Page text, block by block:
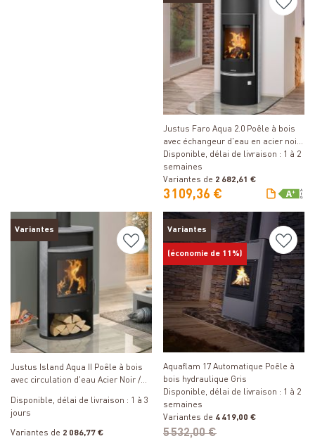
Détails
Justus Faro Aqua 2.0 Poêle à bois
avec échangeur d'eau en acier noir
avec revêtement en stéatite.
Disponible, délai de livraison : 1 à 2
semaines
Variantes de 2 682,61 €
3 109,36 €
Variantes
Détails
Justus Island Aqua II Poêle à bois
avec circulation d'eau Acier Noir /
Disponible, délai de livraison : 1 à 3
jours
Variantes de 2 086,77 €
Variantes
(économie de 11%)
Détails
Aquaflam 17 Automatique Poêle à
bois hydraulique Gris
Disponible, délai de livraison : 1 à 2
semaines
Variantes de 4 419,00 €
5 532,00 €